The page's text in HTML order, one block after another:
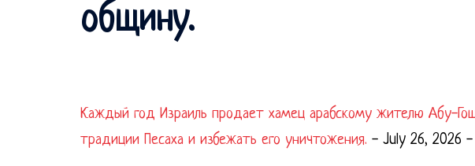
общину.
Каждый год Израиль продает хамец арабскому жителю Абу-
традиции Песаха и избежать его уничтожения. - July 26, 2026 -